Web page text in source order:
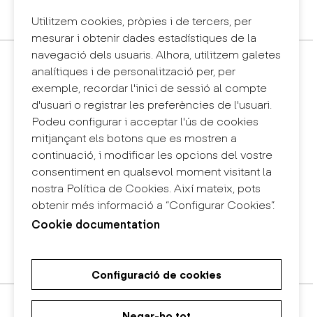
Utilitzem cookies, pròpies i de tercers, per
mesurar i obtenir dades estadístiques de la
navegació dels usuaris. Alhora, utilitzem galetes
analítiques i de personalització per, per
exemple, recordar l'inici de sessió al compte
d'usuari o registrar les preferències de l'usuari.
Podeu configurar i acceptar l'ús de cookies
mitjançant els botons que es mostren a
continuació, i modificar les opcions del vostre
consentiment en qualsevol moment visitant la
nostra Política de Cookies. Així mateix, pots
obtenir més informació a “Configurar Cookies”.
Cookie documentation
Configuració de cookies
Sintema intern d'informació (canal de denúncies)
Contacte
+34 932 030 923
info@eina.cat
Eina Sentmenat
Passeig Santa Eulàlia, 25
08017 Barcelona
+34 672 31 86 57
Eina Bosc
Carrer del Bosc, 2
+34 675 78 48 03